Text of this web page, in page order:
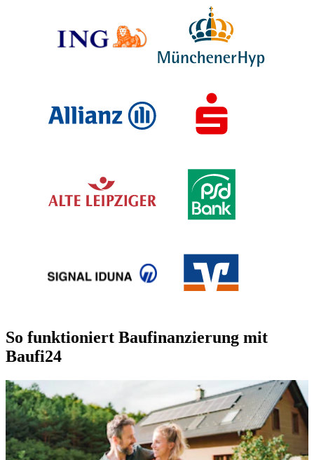
So funktioniert Baufinanzierung mit
Baufi24